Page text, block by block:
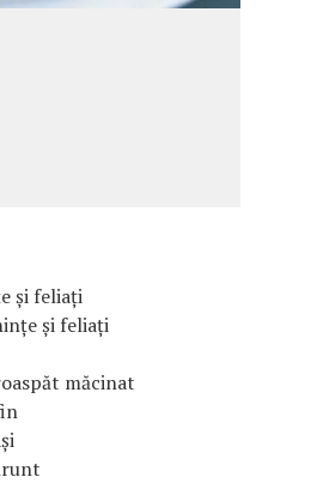
şi feliaţi
şi feliaţi
măcinat